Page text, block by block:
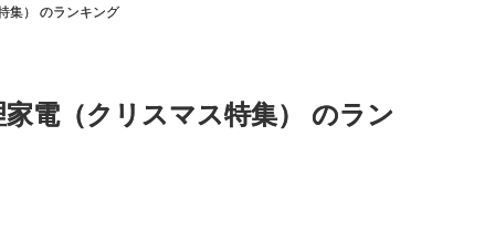
集） のランキング
電（クリスマス特集） のラン